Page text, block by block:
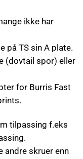
ikke har
på TS sin A plate.
(dovtail spor) eller
for Burris Fast
tilpassing f.eks
andre skruer enn